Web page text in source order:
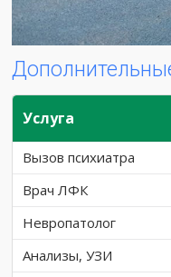
Услуга
Вызов психиатра
Врач ЛФК
Невропатолог
Анализы, УЗИ